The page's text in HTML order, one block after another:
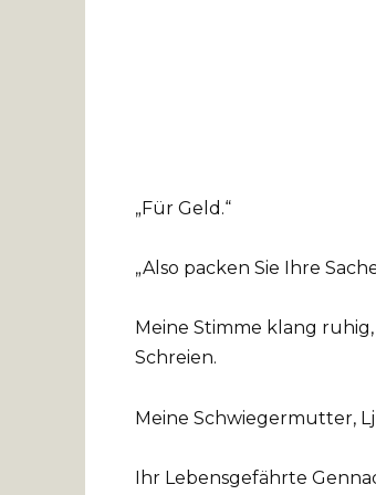
„Für Geld.“
„Also packen Sie Ihre
Meine Stimme klang
Schreien.
Meine Schwiegermutter,
Ihr Lebensgefährte